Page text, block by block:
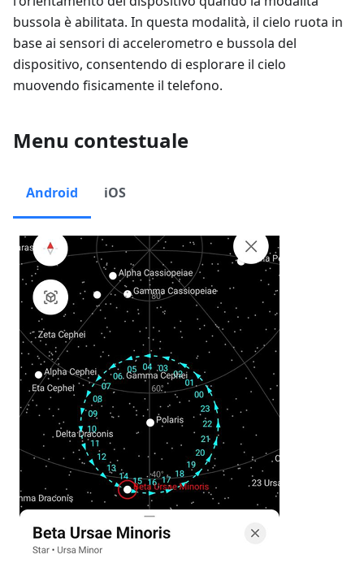
bussola è abilitata. In questa modalità, il cielo ruota in
base ai sensori di accelerometro e bussola del
dispositivo, consentendo di esplorare il cielo
muovendo fisicamente il telefono.
Menu contestuale
Android iOS